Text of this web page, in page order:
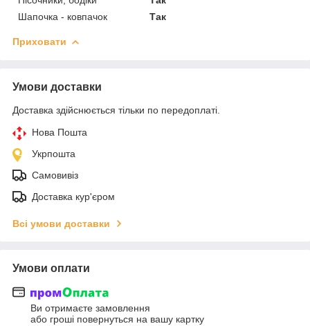
Шапочка - ковпачок
Так
Приховати
Умови доставки
Доставка здійснюється тільки по передоплаті.
Нова Пошта
Укрпошта
Самовивіз
Доставка кур'єром
Всі умови доставки
Умови оплати
Ви отримаєте замовлення
або гроші повернуться на вашу картку